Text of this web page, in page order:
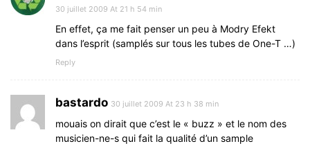
30 juillet 2009 At 21 h 54 min
En effet, ça me fait penser un peu à Modry Efekt
dans l’esprit (samplés sur tous les tubes de One-T …)
Reply
bastardo 30 juillet 2009 At 23 h 38 min
mouais on dirait que c’est le « buzz » et le nom des
musicien-ne-s qui fait la qualité d’un sample